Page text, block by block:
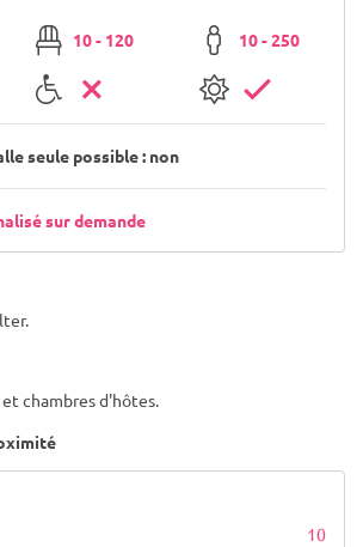
10 - 120 10 - 250
seule possible : non
sur demande
chambres d'hôtes.
10